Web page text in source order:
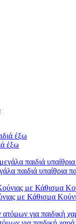
έξω
παιδιά υπαίθρια
με Κάθισμα